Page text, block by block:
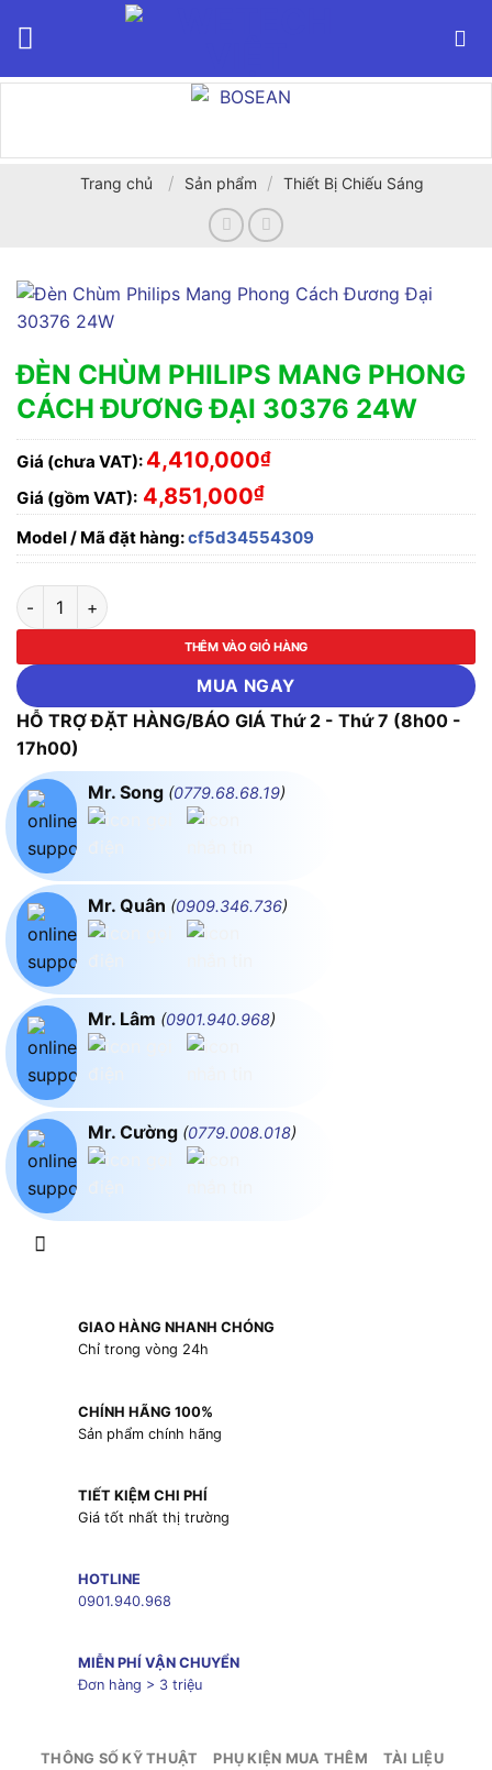
Trang chủ / Sản phẩm / Thiết Bị Chiếu Sáng
ĐÈN CHÙM PHILIPS MANG PHONG
CÁCH ĐƯƠNG ĐẠI 30376 24W
Giá (chưa VAT): 4,410,000₫
Giá (gồm VAT): 4,851,000₫
Model / Mã đặt hàng:cf5d34554309
ĐÈN CHÙM PHILIPS MANG PHONG CÁCH ĐƯƠNG ĐẠI
THÊM VÀO GIỎ HÀNG
MUA NGAY
HỖ TRỢ ĐẶT HÀNG/BÁO GIÁ Thứ 2 - Thứ 7 (8h00 -
17h00)
Mr. Song (0779.68.68.19)
Mr. Quân (0909.346.736)
Mr. Lâm (0901.940.968)
Mr. Cường (0779.008.018)
GIAO HÀNG NHANH CHÓNG
Chỉ trong vòng 24h
CHÍNH HÃNG 100%
Sản phẩm chính hãng
TIẾT KIỆM CHI PHÍ
Giá tốt nhất thị trường
HOTLINE
0901.940.968
MIỄN PHÍ VẬN CHUYỂN
Đơn hàng > 3 triệu
THÔNG SỐ KỸ THUẬT PHỤ KIỆN MUA THÊM TÀI LIỆU